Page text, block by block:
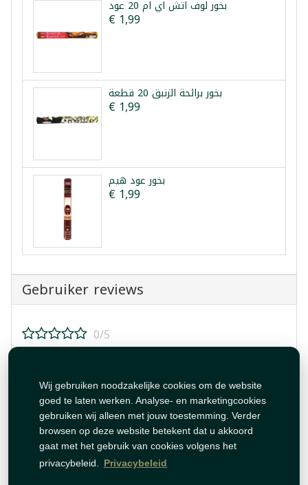
Wij gebruiken noodzakelijke cookies om de website
goed te laten werken. Analyse- en marketingcookies
gebruiken wij alleen met jouw toestemming. Verder
browsen op deze website betekent dat u akkoord
gaat met het gebruik van cookies volgens het
privacybeleid. Privacybeleid
بخور لوف اتش اي ام 20 عود
€ 1,99
بخور برائحة الزنبق 20 قطعة
€ 1,99
بخور عود هيم
€ 1,99
Gebruiker reviews
0/5
Beoordeling plaatsen